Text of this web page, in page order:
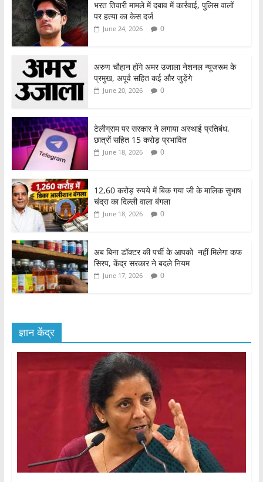
भरत तिवारी मामले में दबाव में कार्रवाई, पुलिस वालों
पर हत्या का केस दर्ज
June 24, 2026 0
अरुण चौहान होंगे अमर उजाला नेशनल न्यूजरूम के
प्रमुख, अपूर्व सहित कई और जुड़ेंगे
June 20, 2026 0
टेलीग्राम पर सरकार ने लगाया अस्थाई प्रतिबंध,
छात्रों सहित 15 करोड़ प्रभावित
June 18, 2026 0
12,60 करोड़ रुपये में बिक गया जी के मालिक सुभाष
चंद्रा का दिल्ली वाला बंगला
June 18, 2026 0
अब बिना डॉक्टर की पर्ची के आपको नहीं मिलेगा कफ
सिरप, केंद्र सरकार ने बदले नियम
June 17, 2026 0
ज्ञान केंद्र